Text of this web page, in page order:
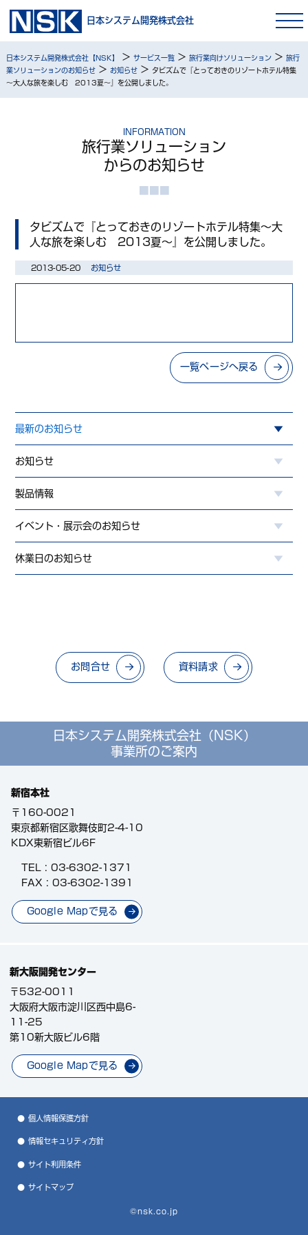
日本システム開発株式会社
日本システム開発株式会社【NSK】 > サービス一覧> 旅行業向けソリューション> 旅行
業ソリューションのお知らせ> お知らせ> タビズムで『とっておきのリゾートホテル特集
～大人な旅を楽しむ 2013夏～』を公開しました。
INFORMATION
旅行業ソリューション
からのお知らせ
最新のお知らせ
お知らせ
製品情報
イベント・展示会のお知らせ
休業日のお知らせ
タビズムで『とっておきのリゾートホテル特集～大
人な旅を楽しむ 2013夏～』を公開しました。
2013-05-20 お知らせ
一覧ページへ戻る
お問合せ 資料請求
日本システム開発株式会社（NSK）
事業所のご案内
新宿本社
〒160-0021
東京都新宿区歌舞伎町2-4-10
KDX東新宿ビル6F
TEL : 03-6302-1371
FAX : 03-6302-1391
Google Mapで見る
新大阪開発センター
〒532-0011
大阪府大阪市淀川区西中島6-
11-25
第10新大阪ビル6階
Google Mapで見る
個人情報保護方針
情報セキュリティ方針
サイト利用条件
サイトマップ
©nsk.co.jp